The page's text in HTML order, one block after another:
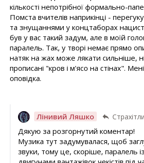
кількості непотрібної формально-
Помста вчителів наприкінці -
та знущаннями у концтаборах
був у вас такий задум, але в моїй
паралель. Так, у творі немає прямо
натяк на жах може лякати сильніше,
прописані "кров і м'ясо на стінах".
оповідка.
Лінивий Ляшко
Дякую за розгорнутий коментар!
Музика тут задумувалася, щоб
звуки, тому це, скоріше, паралель